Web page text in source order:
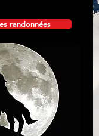
randonnées